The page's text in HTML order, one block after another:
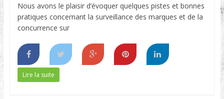
Nous avons le plaisir d’évoquer quelques pistes et bonnes
pratiques concernant la surveillance des marques et de la
concurrence sur
Lire la suite